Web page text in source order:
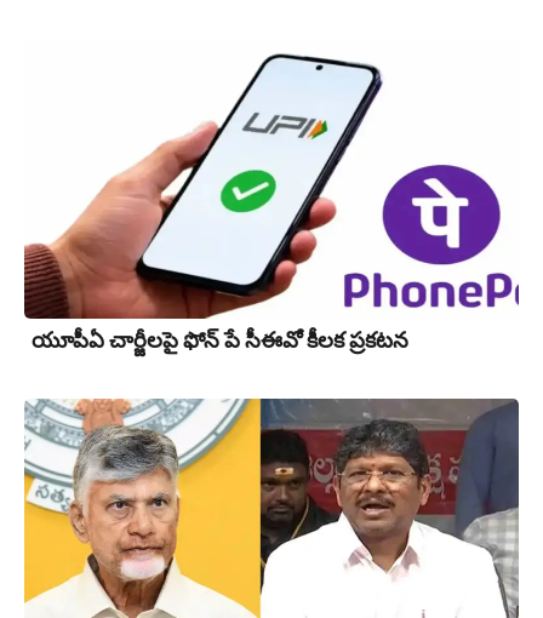
యూపీఏ చార్జీల‌పై ఫోన్ పే సీఈవో కీల‌క ప్ర‌క‌ట‌న‌